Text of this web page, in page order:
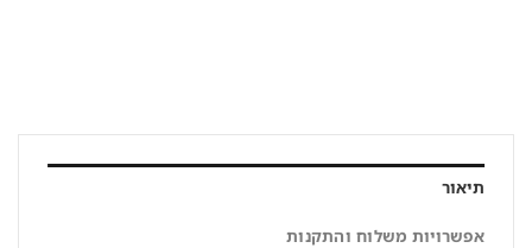
תיאור
אפשרויות משלוח והתקנות